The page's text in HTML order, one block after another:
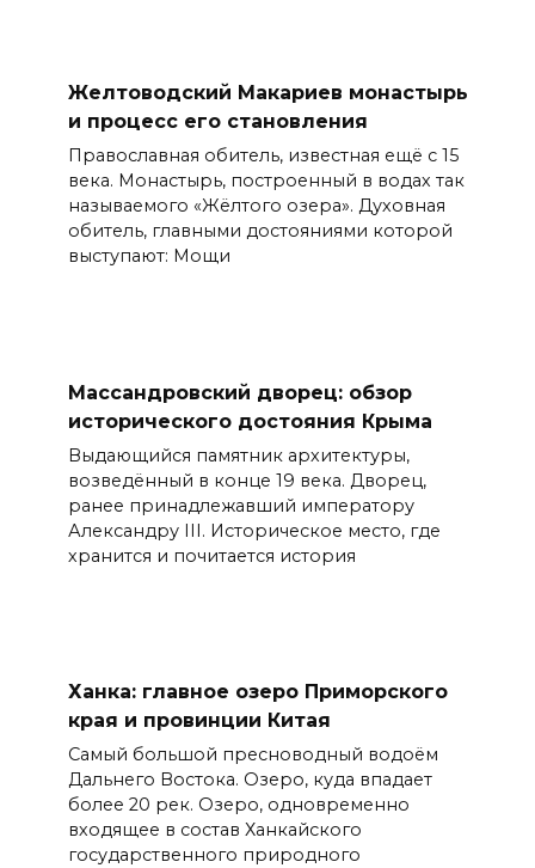
Желтоводский Макариев монастырь
и процесс его становления
Православная обитель, известная ещё с 15
века. Монастырь, построенный в водах так
называемого «Жёлтого озера». Духовная
обитель, главными достояниями которой
выступают: Мощи
Массандровский дворец: обзор
исторического достояния Крыма
Выдающийся памятник архитектуры,
возведённый в конце 19 века. Дворец,
ранее принадлежавший императору
Александру III. Историческое место, где
хранится и почитается история
Ханка: главное озеро Приморского
края и провинции Китая
Самый большой пресноводный водоём
Дальнего Востока. Озеро, куда впадает
более 20 рек. Озеро, одновременно
входящее в состав Ханкайского
государственного природного